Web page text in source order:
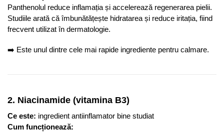
Panthenolul reduce inflamația și accelerează regenerarea pielii.
Studiile arată că îmbunătățește hidratarea și reduce iritația, fiind
frecvent utilizat în dermatologie.
➡️ Este unul dintre cele mai rapide ingrediente pentru calmare.
2. Niacinamide (vitamina B3)
Ce este: ingredient antiinflamator bine studiat
Cum funcționează: